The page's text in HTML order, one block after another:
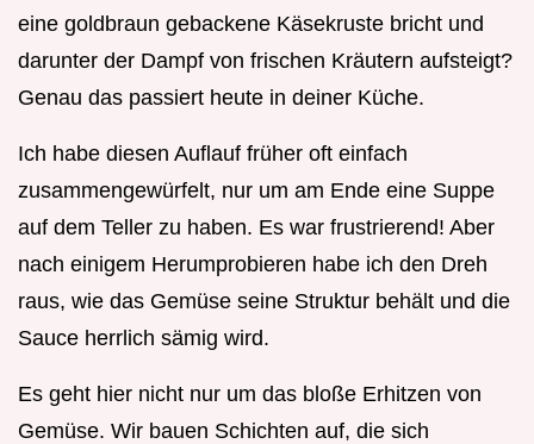
eine goldbraun gebackene Käsekruste bricht und
darunter der Dampf von frischen Kräutern aufsteigt?
Genau das passiert heute in deiner Küche.
Ich habe diesen Auflauf früher oft einfach
zusammengewürfelt, nur um am Ende eine Suppe
auf dem Teller zu haben. Es war frustrierend! Aber
nach einigem Herumprobieren habe ich den Dreh
raus, wie das Gemüse seine Struktur behält und die
Sauce herrlich sämig wird.
Es geht hier nicht nur um das bloße Erhitzen von
Gemüse. Wir bauen Schichten auf, die sich